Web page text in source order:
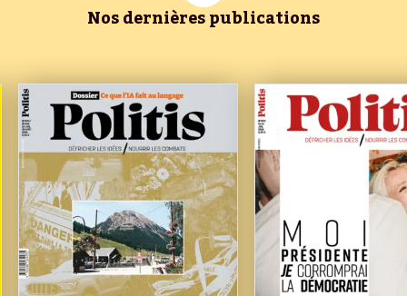
Nos dernières publications